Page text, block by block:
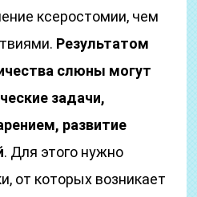
ксеростомии, чем
Результатом
слюны могут
задачи,
развитие
. Для этого нужно
от которых возникает